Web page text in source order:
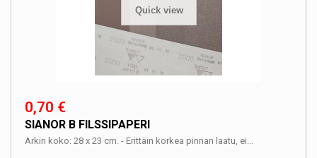
Quick view
0,70 €
SIANOR B FILSSIPAPERI
Arkin koko: 28 x 23 cm. - Erittäin korkea pinnan laatu, ei...